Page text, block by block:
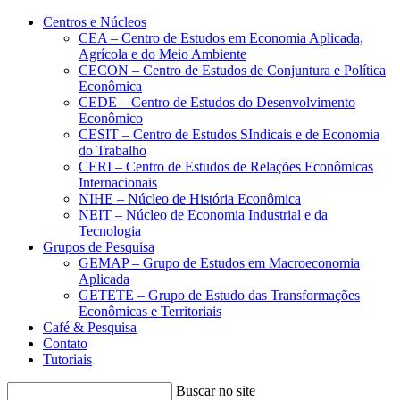
Conteúdo principal Menu principal
Centros e Núcleos
CEA – Centro de Estudos em Economia Aplicada,
Agrícola e do Meio Ambiente
CECON – Centro de Estudos de Conjuntura e Política
Econômica
CEDE – Centro de Estudos do Desenvolvimento
Econômico
CESIT – Centro de Estudos SIndicais e de Economia
do Trabalho
CERI – Centro de Estudos de Relações Econômicas
Internacionais
NIHE – Núcleo de História Econômica
NEIT – Núcleo de Economia Industrial e da
Tecnologia
Grupos de Pesquisa
GEMAP – Grupo de Estudos em Macroeconomia
Aplicada
GETETE – Grupo de Estudo das Transformações
Econômicas e Territoriais
Café & Pesquisa
Contato
Tutoriais
Buscar no site